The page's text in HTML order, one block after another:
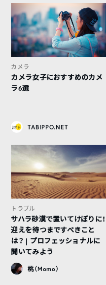
カメラ
カメラ女子におすすめのカメ
ラ6選
TABIPPO.NET
トラブル
サハラ砂漠で置いてけぼりに！
迎えを待つまですべきこと
は？ | プロフェッショナルに
聞いてみよう
桃（Momo）